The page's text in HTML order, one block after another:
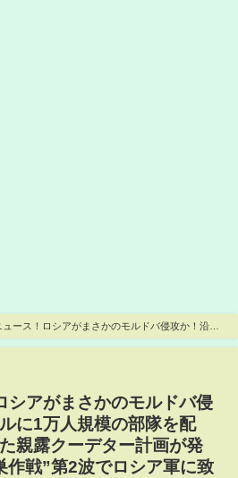
ュース！ロシアがまさかのモルドバ侵攻か！沿ド
、政権転覆を狙った親露クーデター計画が発覚！
シアがまさかのモルドバ侵
に1万人規模の部隊を配
親露クーデター計画が発
作戦”第2波でロシア軍に致